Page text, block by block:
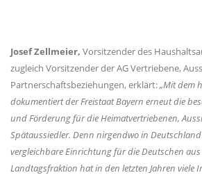
Josef Zellmeier, Vorsitzender des
zugleich Vorsitzender der AG Vertriebene,
Partnerschaftsbeziehungen, erklärt:Mit dem
dokumentiert der Freistaat Bayern erneut die
und Förderung für die Heimatvertriebenen,
Spätaussiedler. Denn nirgendwo in
vergleichbare Einrichtung für die Deutschen aus
Landtagsfraktion hat in den letzten Jahren viele